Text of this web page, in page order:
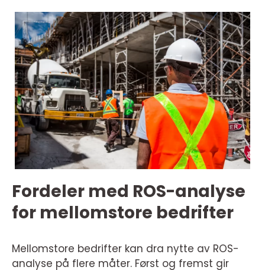
Fordeler med ROS-analyse
for mellomstore bedrifter
Mellomstore bedrifter kan dra nytte av ROS-
analyse på flere måter. Først og fremst gir